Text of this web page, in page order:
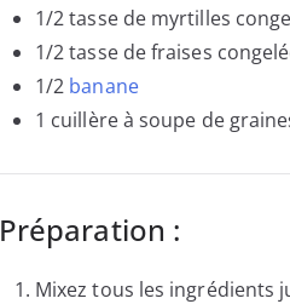
1/2 tasse de myrtilles
1/2 tasse de fraises
1/2 banane
1 cuillère à soupe de
Préparation :
Mixez tous les ingrédients